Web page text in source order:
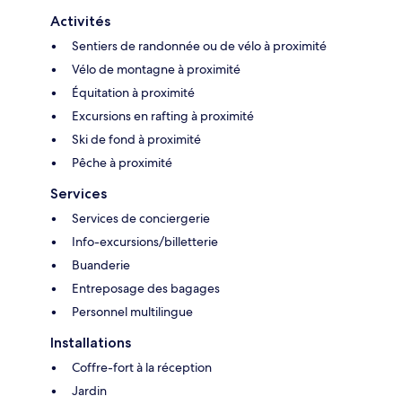
Activités
Sentiers de randonnée ou de vélo à proximité
Vélo de montagne à proximité
Équitation à proximité
Excursions en rafting à proximité
Ski de fond à proximité
Pêche à proximité
Services
Services de conciergerie
Info-excursions/billetterie
Buanderie
Entreposage des bagages
Personnel multilingue
Installations
Coffre-fort à la réception
Jardin